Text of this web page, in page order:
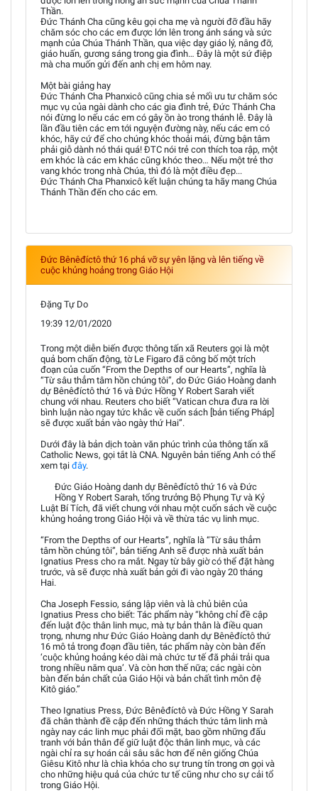
Thần.
Đức Thánh Cha cũng kêu gọi cha mẹ và người đỡ đầu hãy
chăm sóc cho các em được lớn lên trong ánh sáng và sức
mạnh của Chúa Thánh Thần, qua việc dạy giáo lý, nâng đỡ,
giáo huấn, gương sáng trong gia đình… Đây là một sứ điệp
mà cha muốn gửi đến anh chị em hôm nay.
Một bài giảng hay
Đức Thánh Cha Phanxicô cũng chia sẻ mối ưu tư chăm sóc
mục vụ của ngài dành cho các gia đình trẻ, Đức Thánh Cha
nói đừng lo nếu các em có gây ồn ào trong thánh lễ. Đây là
lần đầu tiên các em tới nguyện đường này, nếu các em có
khóc, hãy cứ để cho chúng khóc thoải mái, đừng bận tâm
phải giỗ dành nó thái quá! ĐTC nói trẻ con thích toa rập, một
em khóc là các em khác cũng khóc theo… Nếu một trẻ thơ
vang khóc trong nhà Chúa, thì đó là một điều đẹp...
Đức Thánh Cha Phanxicô kết luận chúng ta hãy mang Chúa
Thánh Thần đến cho các em.
Đức Bênêđíctô thứ 16 phá vỡ sự yên lặng và lên tiếng về
cuộc khủng hoảng trong Giáo Hội
Đặng Tự Do
19:39 12/01/2020
Trong một diễn biến được thông tấn xã Reuters gọi là một
quả bom chấn động, tờ Le Figaro đã công bố một trích
đoạn của cuốn “From the Depths of our Hearts”, nghĩa là
“Từ sâu thẳm tâm hồn chúng tôi”, do Đức Giáo Hoàng danh
dự Bênêđíctô thứ 16 và Đức Hồng Y Robert Sarah viết
chung với nhau. Reuters cho biết “Vatican chưa đưa ra lời
bình luận nào ngay tức khắc về cuốn sách [bản tiếng Pháp]
sẽ được xuất bản vào ngày thứ Hai”.
Dưới đây là bản dịch toàn văn phúc trình của thông tấn xã
Catholic News, gọi tắt là CNA. Nguyên bản tiếng Anh có thể
xem tại đây.
Đức Giáo Hoàng danh dự Bênêđíctô thứ 16 và Đức
Hồng Y Robert Sarah, tổng trưởng Bộ Phụng Tự và Kỷ
Luật Bí Tích, đã viết chung với nhau một cuốn sách về cuộc
khủng hoảng trong Giáo Hội và về thừa tác vụ linh mục.
“From the Depths of our Hearts”, nghĩa là “Từ sâu thẳm
tâm hồn chúng tôi”, bản tiếng Anh sẽ được nhà xuất bản
Ignatius Press cho ra mắt. Ngay từ bây giờ có thể đặt hàng
trước, và sẽ được nhà xuất bản gởi đi vào ngày 20 tháng
Hai.
Cha Joseph Fessio, sáng lập viên và là chủ biên của
Ignatius Press cho biết: Tác phẩm này “không chỉ đề cập
đến luật độc thân linh mục, mà tự bản thân là điều quan
trọng, nhưng như Đức Giáo Hoàng danh dự Bênêđíctô thứ
16 mô tả trong đoạn đầu tiên, tác phẩm này còn bàn đến
‘cuộc khủng hoảng kéo dài mà chức tư tế đã phải trải qua
trong nhiều năm qua’. Và còn hơn thế nữa; các ngài còn
bàn đến bản chất của Giáo Hội và bản chất tình môn đệ
Kitô giáo.”
Theo Ignatius Press, Đức Bênêđíctô và Đức Hồng Y Sarah
đã chân thành đề cập đến những thách thức tâm linh mà
ngày nay các linh mục phải đối mặt, bao gồm những đấu
tranh với bản thân để giữ luật độc thân linh mục, và các
ngài chỉ ra sự hoán cải sâu sắc hơn để nên giống Chúa
Giêsu Kitô như là chìa khóa cho sự trung tín trong ơn gọi và
cho những hiệu quả của chức tư tế cũng như cho sự cải tổ
trong Giáo Hội.